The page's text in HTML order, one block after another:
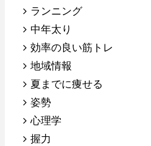
ランニング
中年太り
効率の良い筋トレ
地域情報
夏までに痩せる
姿勢
心理学
握力